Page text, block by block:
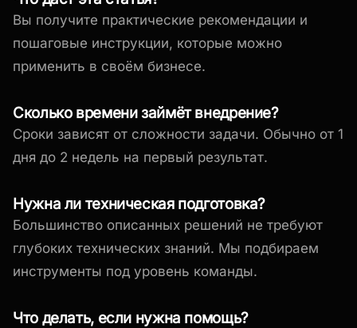
Вы получите практические рекомендации и
пошаговые инструкции, которые можно
применить в своём бизнесе.
Сколько времени займёт внедрение?
Сроки зависят от сложности задачи. Обычно от 1
дня до 2 недель на первый результат.
Нужна ли техническая подготовка?
Большинство описанных решений не требуют
глубоких технических знаний. Мы подбираем
инструменты под уровень команды.
Что делать, если нужна помощь?